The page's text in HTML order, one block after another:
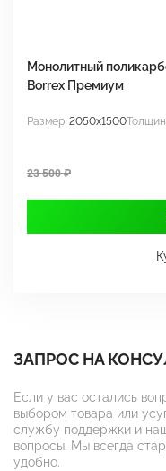
Монолитный
Borrex Премиум
Размер 2050x1500
23 500 ₽
ЗАПРОС НА
Если у вас остались
выбором товара или
службу поддержки и
вопросы. Мы всегда
удобно.